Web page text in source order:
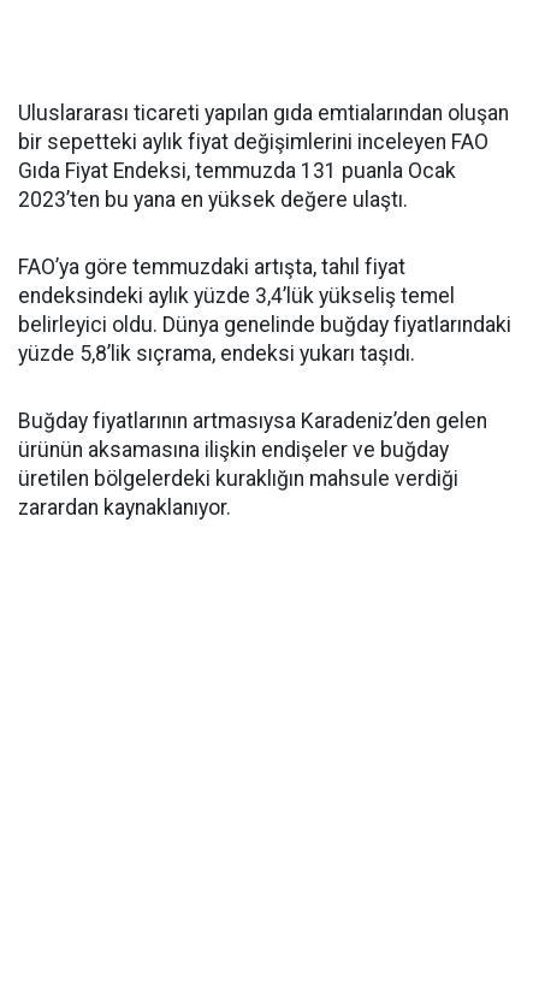
Uluslararası ticareti yapılan gıda emtialarından oluşan
bir sepetteki aylık fiyat değişimlerini inceleyen FAO
Gıda Fiyat Endeksi, temmuzda 131 puanla Ocak
2023’ten bu yana en yüksek değere ulaştı.
FAO’ya göre temmuzdaki artışta, tahıl fiyat
endeksindeki aylık yüzde 3,4’lük yükseliş temel
belirleyici oldu. Dünya genelinde buğday fiyatlarındaki
yüzde 5,8’lik sıçrama, endeksi yukarı taşıdı.
Buğday fiyatlarının artmasıysa Karadeniz’den gelen
ürünün aksamasına ilişkin endişeler ve buğday
üretilen bölgelerdeki kuraklığın mahsule verdiği
zarardan kaynaklanıyor.